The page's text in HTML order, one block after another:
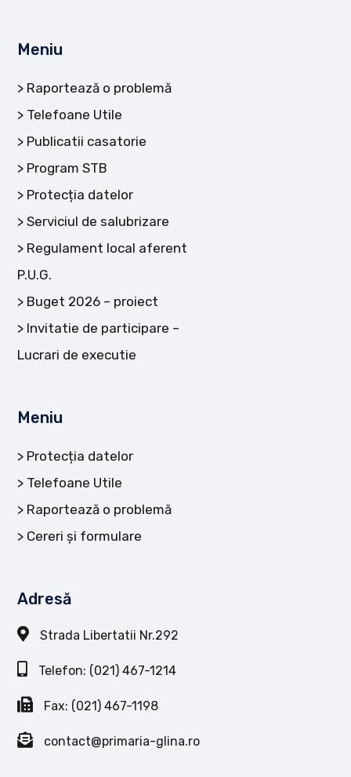
Meniu
Raportează o problemă
Telefoane Utile
Publicatii casatorie
Program STB
Protecția datelor
Serviciul de salubrizare
Regulament local aferent
P.U.G.
Buget 2026 – proiect
Invitatie de participare –
Lucrari de executie
Meniu
Protecția datelor
Telefoane Utile
Raportează o problemă
Cereri și formulare
Adresă
Strada Libertatii Nr.292
Telefon: (021) 467-1214
Fax: (021) 467-1198
contact@primaria-glina.ro